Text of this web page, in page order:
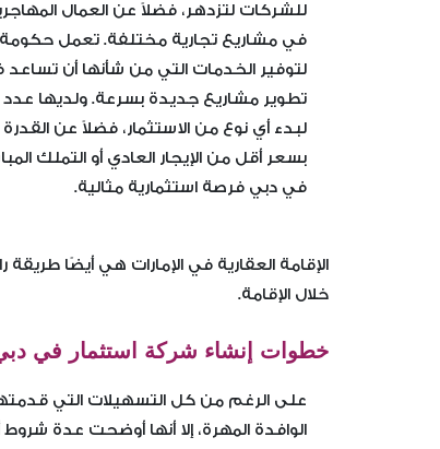
للشركات لتزدهر، فضلاً عن العمال
في مشاريع تجارية مختلفة. تعمل حكومة
لتوفير الخدمات التي من شأنها أن
تطوير مشاريع جديدة بسرعة. ولديها عدد
لبدء أي نوع من الاستثمار، فضلاً عن
بسعر أقل من الإيجار العادي أو التملك
في دبي فرصة استثمارية مثالية.
الإقامة العقارية في الإمارات هي أيضًا
خلال الإقامة.
خطوات إنشاء شركة استثمار في
على الرغم من كل التسهيلات التي
الوافدة المهرة، إلا أنها أوضحت عدة